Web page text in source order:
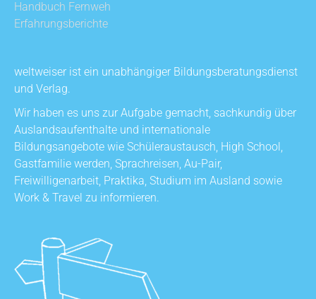
Handbuch Fernweh
Erfahrungsberichte
weltweiser ist ein unabhängiger Bildungsberatungsdienst
und Verlag.
Wir haben es uns zur Aufgabe gemacht, sachkundig über
Auslandsaufenthalte und internationale
Bildungsangebote wie Schüleraustausch, High School,
Gastfamilie werden, Sprachreisen, Au-Pair,
Freiwilligenarbeit, Praktika, Studium im Ausland sowie
Work & Travel zu informieren.